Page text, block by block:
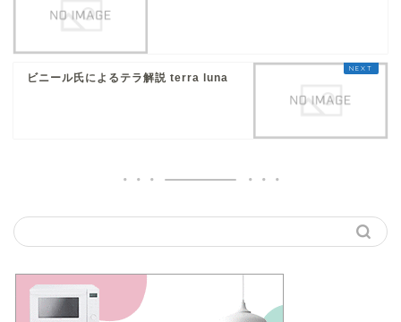
ビニール氏によるテラ解説 terra luna